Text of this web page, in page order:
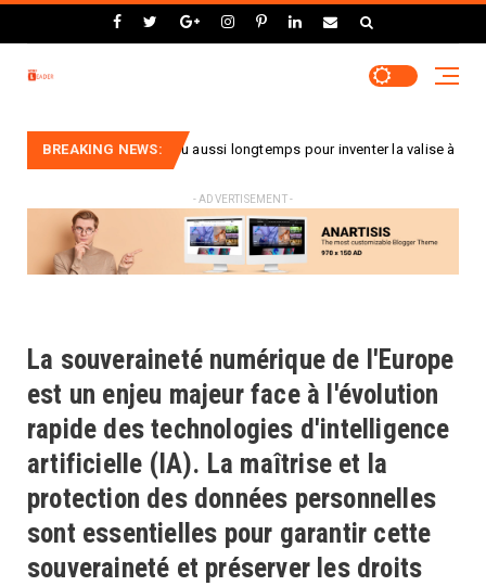
BREAKING NEWS:
t-on attendu aussi longtemps pour inventer la valise à roulettes ?
- ADVERTISEMENT -
La souveraineté numérique de l'Europe
est un enjeu majeur face à l'évolution
rapide des technologies d'intelligence
artificielle (IA). La maîtrise et la
protection des données personnelles
sont essentielles pour garantir cette
souveraineté et préserver les droits